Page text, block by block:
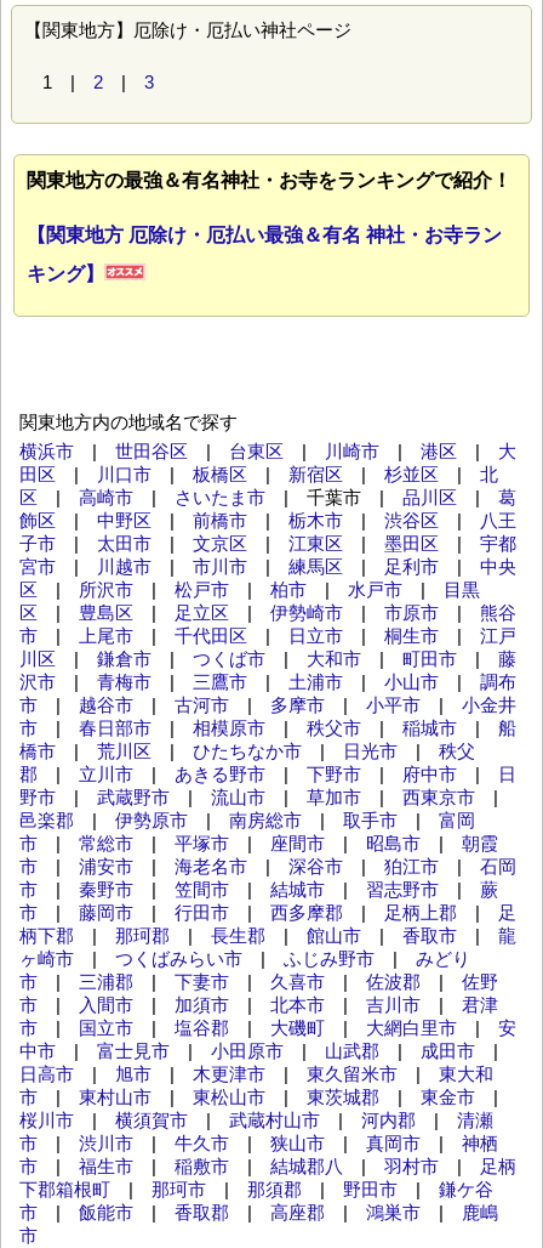
【関東地方】厄除け・厄払い神社ページ
1 | 2 | 3
関東地方の最強＆有名神社・お寺をランキングで紹介！
【関東地方 厄除け・厄払い最強＆有名 神社・お寺ラン
キング】
関東地方内の地域名で探す
横浜市 | 世田谷区 | 台東区 | 川崎市 | 港区 | 大
田区 | 川口市 | 板橋区 | 新宿区 | 杉並区 | 北
区 | 高崎市 | さいたま市 | 千葉市 | 品川区 | 葛
飾区 | 中野区 | 前橋市 | 栃木市 | 渋谷区 |
八王
子市 | 太田市 | 文京区 | 江東区 | 墨田区 | 宇都
宮市 | 川越市 | 市川市 | 練馬区 | 足利市 | 中央
区 | 所沢市 | 松戸市 | 柏市 | 水戸市 |
目黒
区 | 豊島区 | 足立区 | 伊勢崎市 | 市原市 | 熊谷
市 | 上尾市 | 千代田区 | 日立市 | 桐生市 | 江戸
川区 | 鎌倉市 | つくば市 | 大和市 | 町田市 | 藤
沢市 | 青梅市 | 三鷹市 | 土浦市 | 小山市 | 調布
市 | 越谷市 | 古河市 | 多摩市 | 小平市 | 小金井
市 | 春日部市 | 相模原市 | 秩父市 | 稲城市 | 船
橋市 | 荒川区 | ひたちなか市 | 日光市 | 秩父
郡 | 立川市 | あきる野市 | 下野市 | 府中市 |
日
野市 | 武蔵野市 | 流山市 | 草加市 | 西東京市 |
邑楽郡 | 伊勢原市 | 南房総市 | 取手市 | 富岡
市 | 常総市 | 平塚市 | 座間市 | 昭島市 | 朝霞
市 | 浦安市 | 海老名市 | 深谷市 | 狛江市 | 石岡
市 | 秦野市 | 笠間市 | 結城市 | 習志野市 | 蕨
市 | 藤岡市 | 行田市 | 西多摩郡 | 足柄上郡 |
足
柄下郡 | 那珂郡 | 長生郡 | 館山市 | 香取市 | 龍
ヶ崎市 | つくばみらい市 | ふじみ野市 | みどり
市 | 三浦郡 | 下妻市 | 久喜市 | 佐波郡 | 佐野
市 | 入間市 | 加須市 | 北本市 | 吉川市 | 君津
市 | 国立市 | 塩谷郡 | 大磯町 | 大網白里市 | 安
中市 | 富士見市 | 小田原市 | 山武郡 | 成田市 |
日高市 | 旭市 | 木更津市 | 東久留米市 | 東大和
市 | 東村山市 | 東松山市 | 東茨城郡 | 東金市 |
桜川市 | 横須賀市 | 武蔵村山市 | 河内郡 | 清瀬
市 | 渋川市 | 牛久市 | 狭山市 | 真岡市 | 神栖
市 | 福生市 | 稲敷市 | 結城郡八 | 羽村市 |
足柄
下郡箱根町 | 那珂市 | 那須郡 | 野田市 | 鎌ケ谷
市 | 飯能市 | 香取郡 | 高座郡 | 鴻巣市 |
鹿嶋
市